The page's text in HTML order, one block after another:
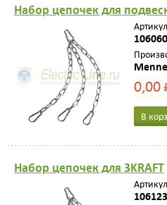
Нaбор цепочек для
Артикул
106060
0,00
В
Нaбор цепочек для 3KRAFT
Артикул
106123